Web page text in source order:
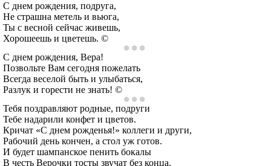
С днем рождения, подруга,
Не страшна метель и вьюга,
Ты с весной сейчас живешь,
Хорошеешь и цветешь. ©
С днем рождения, Вера!
Позвольте Вам сегодня пожелать
Всегда веселой быть и улыбаться,
Разлук и горести не знать! ©
Тебя поздравляют родные, подруги
Тебе надарили конфет и цветов.
Кричат «С днем рожденья!» коллеги и други,
Рабочий день кончен, а стол уж готов.
И будет шампанское пенить бокалы
В честь Верочки тосты звучат без конца.